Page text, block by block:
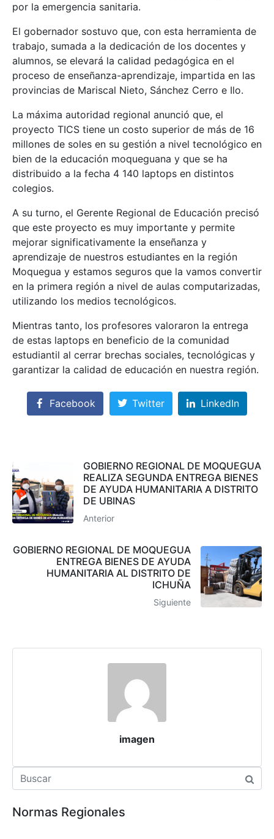
por la emergencia sanitaria.
El gobernador sostuvo que, con esta herramienta de
trabajo, sumada a la dedicación de los docentes y
alumnos, se elevará la calidad pedagógica en el
proceso de enseñanza-aprendizaje, impartida en las
provincias de Mariscal Nieto, Sánchez Cerro e Ilo.
La máxima autoridad regional anunció que, el
proyecto TICS tiene un costo superior de más de 16
millones de soles en su gestión a nivel tecnológico en
bien de la educación moqueguana y que se ha
distribuido a la fecha 4 140 laptops en distintos
colegios.
A su turno, el Gerente Regional de Educación precisó
que este proyecto es muy importante y permite
mejorar significativamente la enseñanza y
aprendizaje de nuestros estudiantes en la región
Moquegua y estamos seguros que la vamos convertir
en la primera región a nivel de aulas computarizadas,
utilizando los medios tecnológicos.
Mientras tanto, los profesores valoraron la entrega
de estas laptops en beneficio de la comunidad
estudiantil al cerrar brechas sociales, tecnológicas y
garantizar la calidad de educación en nuestra región.
Facebook Twitter LinkedIn
GOBIERNO REGIONAL DE MOQUEGUA
REALIZA SEGUNDA ENTREGA BIENES
DE AYUDA HUMANITARIA A DISTRITO
DE UBINAS
Anterior
GOBIERNO REGIONAL DE MOQUEGUA
ENTREGA BIENES DE AYUDA
HUMANITARIA AL DISTRITO DE
ICHUÑA
Siguiente
imagen
Normas Regionales